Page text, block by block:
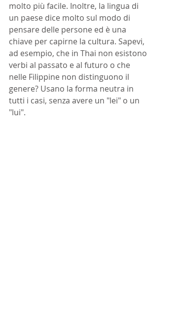
molto più facile. Inoltre, la lingua di
un paese dice molto sul modo di
pensare delle persone ed è una
chiave per capirne la cultura. Sapevi,
ad esempio, che in Thai non esistono
verbi al passato e al futuro o che
nelle Filippine non distinguono il
genere? Usano la forma neutra in
tutti i casi, senza avere un "lei" o un
"lui".